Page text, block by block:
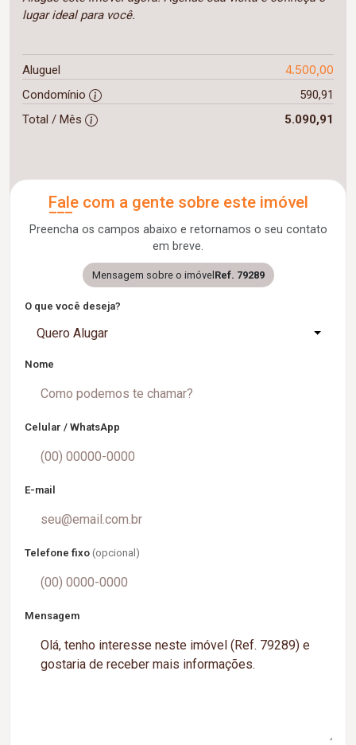
lugar ideal para você.
Aluguel 4.500,00
Condomínio
590,91
Total / Mês
5.090,91
Fale com a gente sobre este imóvel
Preencha os campos abaixo e retornamos o seu contato
em breve.
Mensagem sobre o imóvel Ref. 79289
O que você deseja?
Quero Alugar
Nome
Celular / WhatsApp
E-mail
Telefone fixo (opcional)
Mensagem